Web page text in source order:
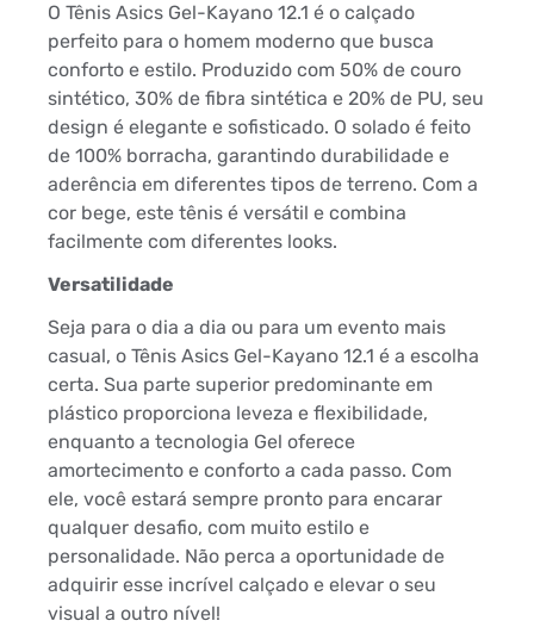
O Tênis Asics Gel-Kayano 12.1 é o calçado
perfeito para o homem moderno que busca
conforto e estilo. Produzido com 50% de couro
sintético, 30% de fibra sintética e 20% de PU, seu
design é elegante e sofisticado. O solado é feito
de 100% borracha, garantindo durabilidade e
aderência em diferentes tipos de terreno. Com a
cor bege, este tênis é versátil e combina
facilmente com diferentes looks.
Versatilidade
Seja para o dia a dia ou para um evento mais
casual, o Tênis Asics Gel-Kayano 12.1 é a escolha
certa. Sua parte superior predominante em
plástico proporciona leveza e flexibilidade,
enquanto a tecnologia Gel oferece
amortecimento e conforto a cada passo. Com
ele, você estará sempre pronto para encarar
qualquer desafio, com muito estilo e
personalidade. Não perca a oportunidade de
adquirir esse incrível calçado e elevar o seu
visual a outro nível!